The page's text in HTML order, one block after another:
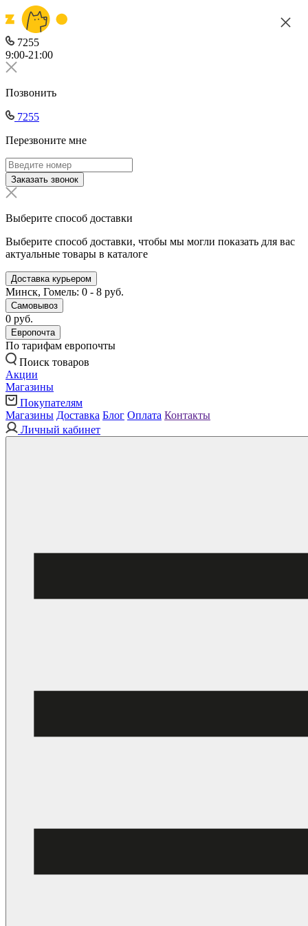
7255
9:00-21:00
Позвонить
7255
Перезвоните мне
Заказать звонок
Выберите способ доставки
Выберите способ доставки, чтобы мы могли показать для вас
актуальные товары в каталоге
Доставка курьером
Минск, Гомель: 0 - 8 руб.
Самовывоз
0 руб.
Европочта
По тарифам европочты
Поиск товаров
Акции
Магазины
Покупателям
Магазины Доставка Блог Оплата Контакты
Личный кабинет